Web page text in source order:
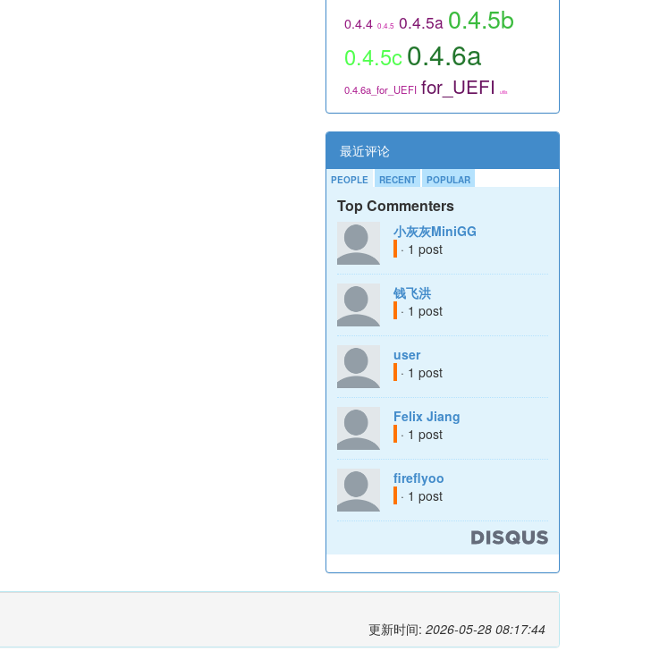
0.4.4 0.4.5 0.4.5a 0.4.5b
0.4.5c0.4.6a
0.4.6a_for_UEFI for_UEFI utils
最近评论
PEOPLE RECENT POPULAR
Top Commenters
小灰灰MiniGG
· 1 post
钱飞洪
· 1 post
user
· 1 post
Felix Jiang
· 1 post
fireflyoo
· 1 post
更新时间: 2026-05-28 08:17:44